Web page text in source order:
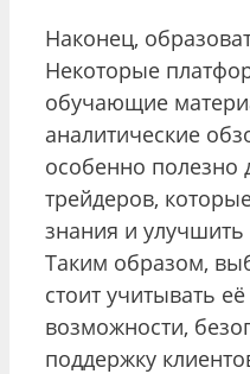
Наконец,
Некоторые
обучающие
аналитические
особенно
трейдеров,
знания и
Таким образом,
стоит учитывать
возможности,
поддержку